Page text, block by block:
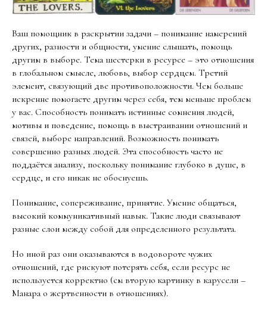
Ваш помощник в раскрытии задачи – понимание намерений
других, разности и общности, умение слышать, помощь
другим в выборе. Тема шестерки в ресурсе – это отношения
в глобальном смысле, любовь, выбор сердцем. Третий
элемент, связующий две противоположности. Чем больше
искренне помогаете другим через себя, тем меньше проблем
у вас. Способность понимать истинные сомнения людей,
мотивы и поведение, помощь в выстраивании отношений и
связей, выборе направлений. Возможность понимать
совершенно разных людей. Эта способность часто не
поддаётся анализу, поскольку понимание глубоко в душе, в
сердце, и его никак не обоснуешь.
Понимание, сопереживание, принятие. Умение общаться,
высокий коммуникативный навык. Такие люди связывают
разные слои между собой для определенного результата.
Но иной раз они оказываются в водовороте чужих
отношений, где рискуют потерять себя, если ресурс не
используется корректно (см вторую картинку в карусели –
Манара о жертвенности в отношениях).